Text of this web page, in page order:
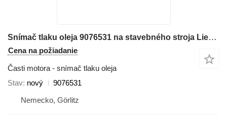
Snímač tlaku oleja 9076531 na stavebného stroja Liebherr
Cena na požiadanie
Časti motora - snímač tlaku oleja
Stav nový
9076531
Nemecko, Görlitz